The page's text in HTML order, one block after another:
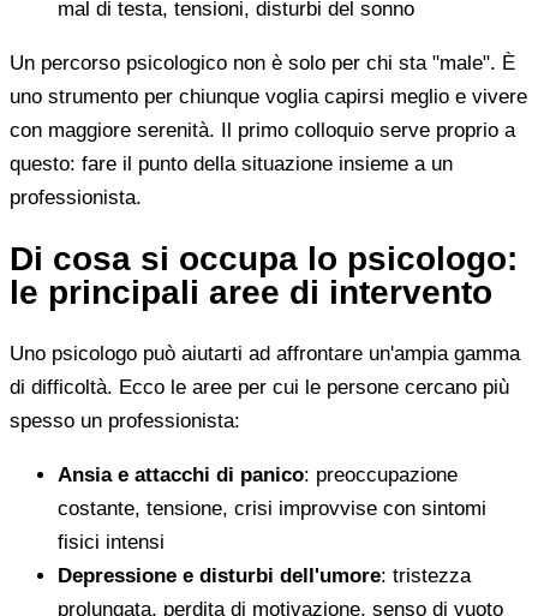
mal di testa, tensioni, disturbi del sonno
Un percorso psicologico non è solo per chi sta "male". È
uno strumento per chiunque voglia capirsi meglio e vivere
con maggiore serenità. Il primo colloquio serve proprio a
questo: fare il punto della situazione insieme a un
professionista.
Di cosa si occupa lo psicologo:
le principali aree di intervento
Uno psicologo può aiutarti ad affrontare un'ampia gamma
di difficoltà. Ecco le aree per cui le persone cercano più
spesso un professionista:
Ansia e attacchi di panico: preoccupazione
costante, tensione, crisi improvvise con sintomi
fisici intensi
Depressione e disturbi dell'umore: tristezza
prolungata, perdita di motivazione, senso di vuoto